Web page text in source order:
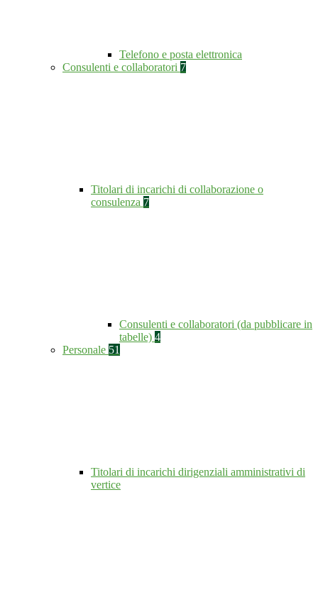
Telefono e posta elettronica
Consulenti e collaboratori 7
Titolari di incarichi di collaborazione o
consulenza 7
Consulenti e collaboratori (da pubblicare in
tabelle) 4
Personale 51
Titolari di incarichi dirigenziali amministrativi di
vertice